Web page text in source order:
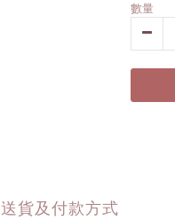
數量
送貨及付款方式